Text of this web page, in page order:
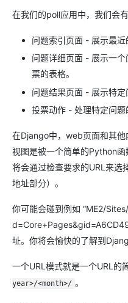
在我们的poll应用中，我们会
问题索引页面 - 展示最近
问题详细页面 - 展示一
票的表格。
问题结果页面 - 展示特定
投票动作 - 处理特定问题
在Django中，web页面和其
视图是被一个简单的Python
将会通过检查要求的URL来选
地址部分）。
你可能会碰到例如 “ME2/
址。你将会愉快的了解到
一个URL模式就是一个URL的
year>/<month>/ 。